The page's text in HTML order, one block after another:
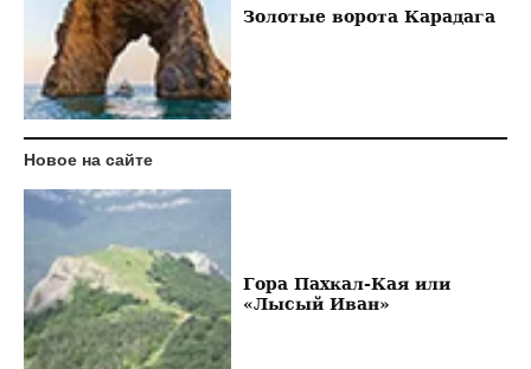
Золотые ворота Карадага
Новое на сайте
Гора Пахкал-Кая или
«Лысый Иван»